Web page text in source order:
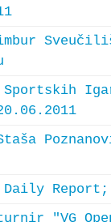
Daily
"VG